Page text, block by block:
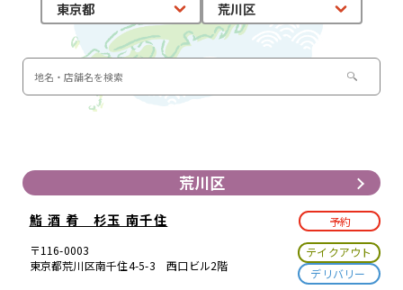
荒川区
鮨 酒 肴 杉玉 南千住
予約
〒116-0003
東京都荒川区南千住4-5-3 西口ビル2階
テイクアウト
デリバリー